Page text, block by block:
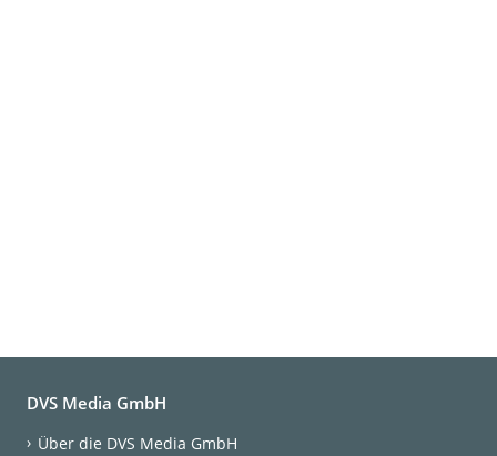
DVS Media GmbH
Über die DVS Media GmbH